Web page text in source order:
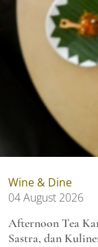
Wine & Dine
04 August 2026
Afternoon Tea
Sastra, dan